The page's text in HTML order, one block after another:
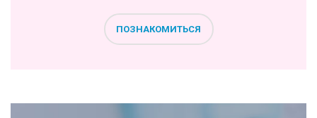
ПОЗНАКОМИТЬСЯ